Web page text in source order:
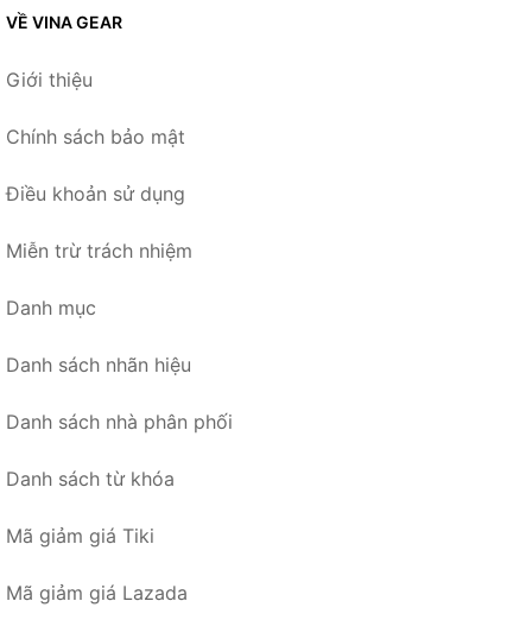
VỀ VINA GEAR
Giới thiệu
Chính sách bảo mật
Điều khoản sử dụng
Miễn trừ trách nhiệm
Danh mục
Danh sách nhãn hiệu
Danh sách nhà phân phối
Danh sách từ khóa
Mã giảm giá Tiki
Mã giảm giá Lazada